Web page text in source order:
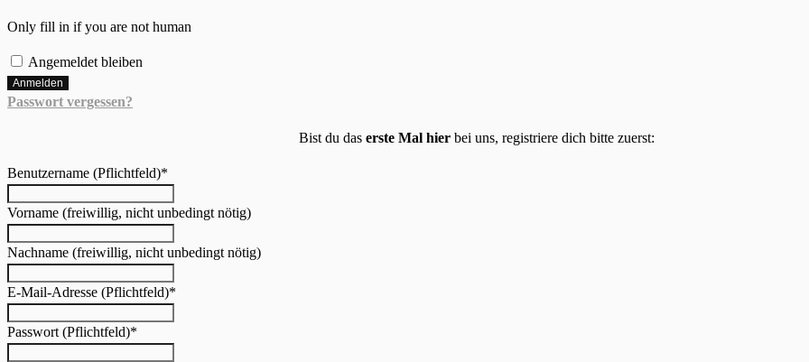
Only fill in if you are not human
Angemeldet bleiben
Passwort vergessen?
Bist du das erste Mal hier bei uns, registriere dich bitte zuerst:
Benutzername (Pflichtfeld)*
Vorname (freiwillig, nicht unbedingt nötig)
Nachname (freiwillig, nicht unbedingt nötig)
E-Mail-Adresse (Pflichtfeld)*
Passwort (Pflichtfeld)*